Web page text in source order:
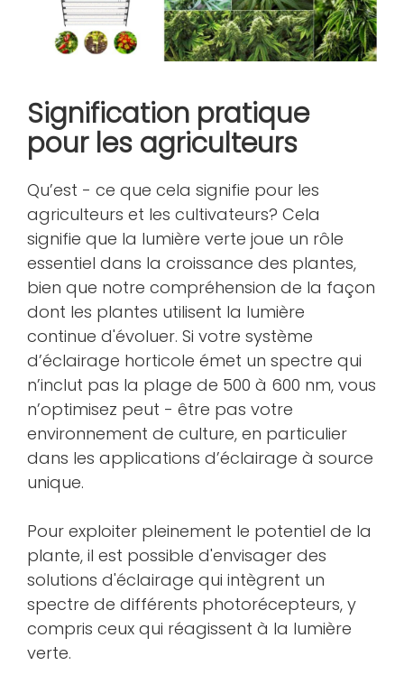
Signification pratique
pour les agriculteurs
Qu’est - ce que cela signifie pour les
agriculteurs et les cultivateurs? Cela
signifie que la lumière verte joue un rôle
essentiel dans la croissance des plantes,
bien que notre compréhension de la façon
dont les plantes utilisent la lumière
continue d'évoluer. Si votre système
d’éclairage horticole émet un spectre qui
n’inclut pas la plage de 500 à 600 nm, vous
n’optimisez peut - être pas votre
environnement de culture, en particulier
dans les applications d’éclairage à source
unique.
Pour exploiter pleinement le potentiel de la
plante, il est possible d'envisager des
solutions d'éclairage qui intègrent un
spectre de différents photorécepteurs, y
compris ceux qui réagissent à la lumière
verte.